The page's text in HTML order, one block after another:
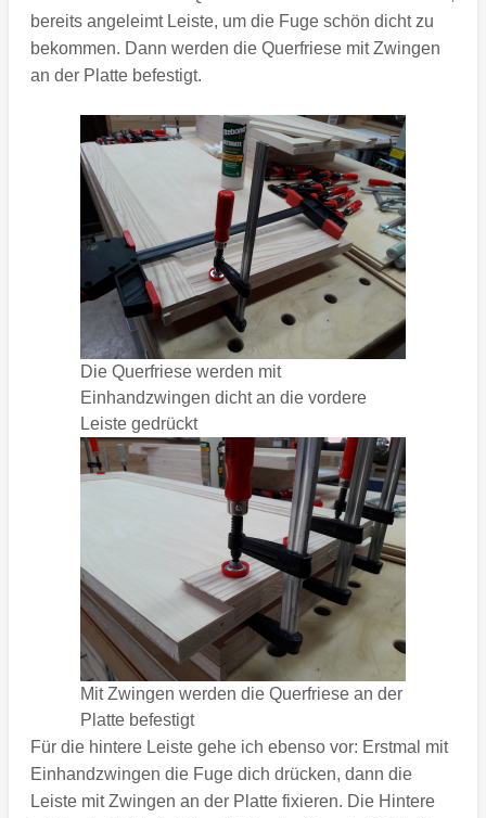
bereits angeleimt Leiste, um die Fuge schön dicht zu
bekommen. Dann werden die Querfriese mit Zwingen
an der Platte befestigt.
Die Querfriese werden mit
Einhandzwingen dicht an die vordere
Leiste gedrückt
Mit Zwingen werden die Querfriese an der
Platte befestigt
Für die hintere Leiste gehe ich ebenso vor: Erstmal mit
Einhandzwingen die Fuge dich drücken, dann die
Leiste mit Zwingen an der Platte fixieren. Die Hintere